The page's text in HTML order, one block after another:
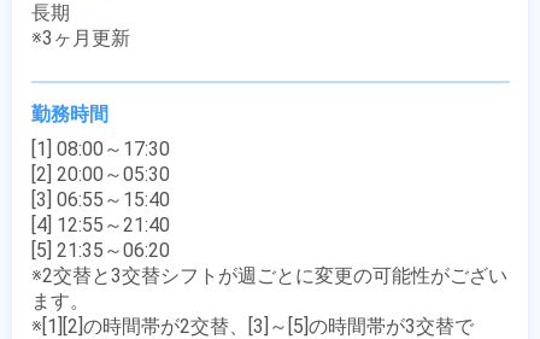
長期
※3ヶ月更新
勤務時間
[1] 08:00～17:30
[2] 20:00～05:30
[3] 06:55～15:40
[4] 12:55～21:40
[5] 21:35～06:20
※2交替と3交替シフトが週ごとに変更の可能性がござい
ます。
※[1][2]の時間帯が2交替、[3]～[5]の時間帯が3交替で